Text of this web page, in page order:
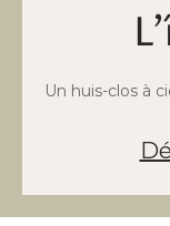
Un huis-clos à